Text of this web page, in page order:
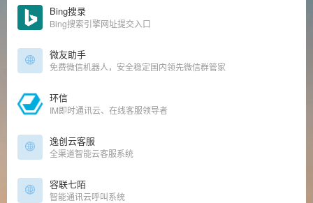
Bing搜录
Bing搜索引擎网址提交入口
微友助手
免费微信机器人，安全稳定国内领先微信群管家
环信
IM即时通讯云、在线客服领导者
逸创云客服
全渠道智能云客服系统
容联七陌
智能通讯云呼叫系统